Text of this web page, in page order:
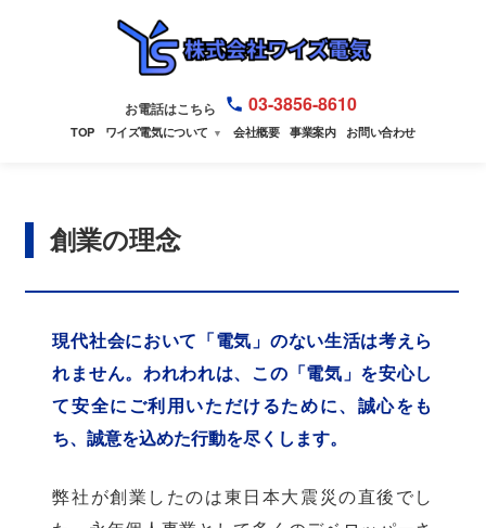
お電話はこちら 03-3856-8610
TOP ワイズ電気について ▼ 会社概要 事業案内 お問い合わせ
創業の理念
現代社会において「電気」のない生活は考えら
れません。われわれは、この「電気」を安心し
て安全にご利用いただけるために、誠心をも
ち、誠意を込めた行動を尽くします。
弊社が創業したのは東日本大震災の直後でし